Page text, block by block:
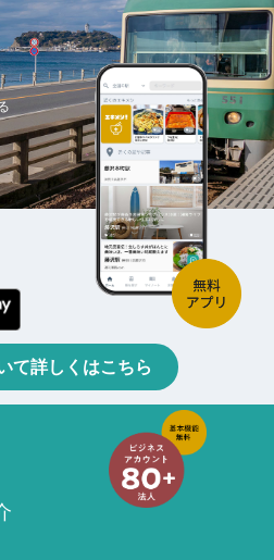
て詳しくはこちら